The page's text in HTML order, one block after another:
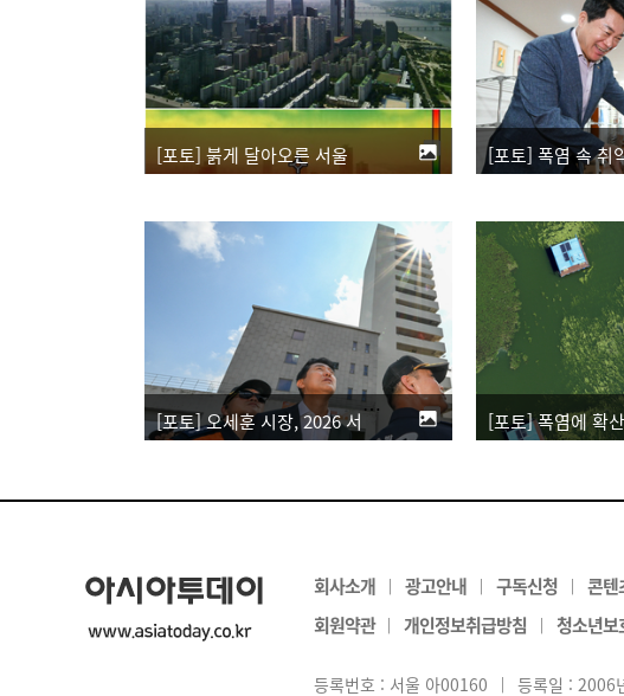
[포토] 붉게 달아오른 서울
[포토] 오세훈 시장, 2026 서울시 통합방위회의 참석 [포토] 폭염에 확
회사소개 | 광고안내 | 구독신청 | 콘텐
회원약관 | 개인정보취급방침 | 청소년보
등록번호 : 서울 아00160 | 등록일 : 2006